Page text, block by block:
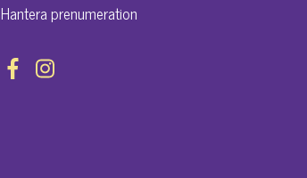
Hantera prenumeration